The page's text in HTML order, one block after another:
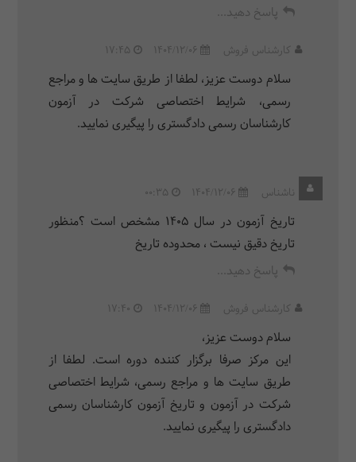
پاسخ دهید...
کارشناس فروش 1404/12/06
17:45
سلام دوست عزیز، لطفا از طریق سایت ها و مراجع
رسمی، شرایط اختصاصی شرکت در آزمون
کارشناسان رسمی دادگستری را پیگیری نمایید.
ناشناس 1404/12/06
00:35
تاریخ آزمون در سال ۱۴۰۵ مشخص است ؟منظور
تاریخ دقیق نیست ، محدوده تاریخ
پاسخ دهید...
کارشناس فروش 1404/12/06
17:40
سلام دوست عزیز،
این مرکز صرفا برگزار کننده دوره است. لطفا از
طریق سایت ها و مراجع رسمی، شرایط اختصاصی
شرکت در آزمون و تاریخ آزمون کارشناسان رسمی
دادگستری را پیگیری نمایید.